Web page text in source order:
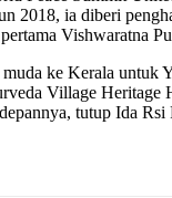
2018, ia diberi
Vishwaratna
ke Kerala
Village
tutup Ida